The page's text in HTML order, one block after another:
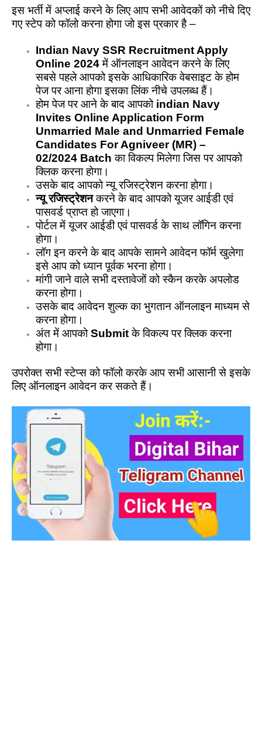
इस भर्ती में अप्लाई करने के लिए आप सभी आवेदकों को नीचे दिए
गए स्टेप को फॉलो करना होगा जो इस प्रकार है –
Indian Navy SSR Recruitment Apply
Online 2024में ऑनलाइन आवेदन करने के लिए
सबसे पहले आपको इसके आधिकारिक वेबसाइट के होम
पेज पर आना होगा इसका लिंक नीचे उपलब्ध हैं।
होम पेज पर आने के बाद आपको indian Navy
Invites Online Application Form
Unmarried Male and Unmarried Female
Candidates For Agniveer (MR) –
02/2024 Batch का विकल्प मिलेगा जिस पर आपको
क्लिक करना होगा।
उसके बाद आपको न्यू रजिस्ट्रेशन करना होगा।
न्यू रजिस्ट्रेशनकरने के बाद आपको यूजर आईडी एवं
पासवर्ड प्राप्त हो जाएगा।
पोर्टल में यूजर आईडी एवं पासवर्ड के साथ लॉगिन करना
होगा।
लॉग इन करने के बाद आपके सामने आवेदन फॉर्म खुलेगा
इसे आप को ध्यान पूर्वक भरना होगा।
मांगी जाने वाले सभी दस्तावेजों को स्कैन करके अपलोड
करना होगा।
उसके बाद आवेदन शुल्क का भुगतान ऑनलाइन माध्यम से
करना होगा।
अंत में आपकोSubmitके विकल्प पर क्लिक करना
होगा।
उपरोक्त सभी स्टेप्स को फॉलो करके आप सभी आसानी से इसके
लिए ऑनलाइन आवेदन कर सकते हैं।